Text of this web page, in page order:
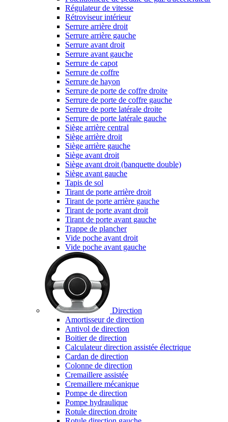
Régulateur de vitesse
Rétroviseur intérieur
Serrure arrière droit
Serrure arrière gauche
Serrure avant droit
Serrure avant gauche
Serrure de capot
Serrure de coffre
Serrure de hayon
Serrure de porte de coffre droite
Serrure de porte de coffre gauche
Serrure de porte latérale droite
Serrure de porte latérale gauche
Siège arrière central
Siège arrière droit
Siège arrière gauche
Siège avant droit
Siège avant droit (banquette double)
Siège avant gauche
Tapis de sol
Tirant de porte arrière droit
Tirant de porte arrière gauche
Tirant de porte avant droit
Tirant de porte avant gauche
Trappe de plancher
Vide poche avant droit
Vide poche avant gauche
Direction
Amortisseur de direction
Antivol de direction
Boitier de direction
Calculateur direction assistée électrique
Cardan de direction
Colonne de direction
Cremaillere assistée
Cremaillere mécanique
Pompe de direction
Pompe hydraulique
Rotule direction droite